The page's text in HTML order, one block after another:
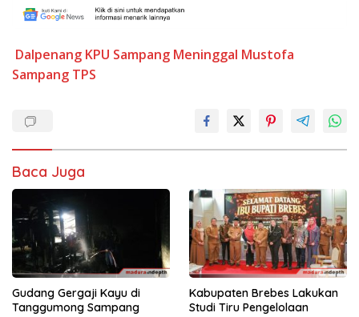
Dalpenang KPU Sampang Meninggal Mustofa
Sampang TPS
Baca Juga
Gudang Gergaji Kayu di
Tanggumong Sampang
Kabupaten Brebes Lakukan
Studi Tiru Pengelolaan